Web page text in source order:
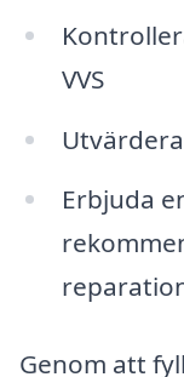
VVS
Erbjuda
Genom att